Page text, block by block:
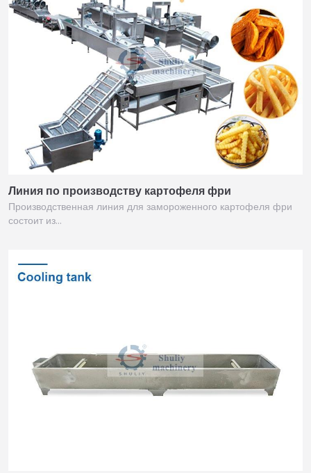
Линия по производству картофеля фри
Производственная линия для замороженного картофеля фри
состоит из…